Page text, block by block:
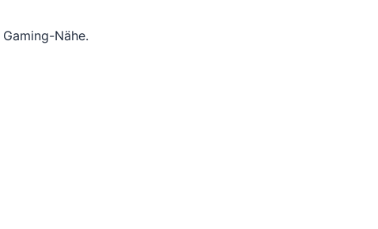
Nähe.